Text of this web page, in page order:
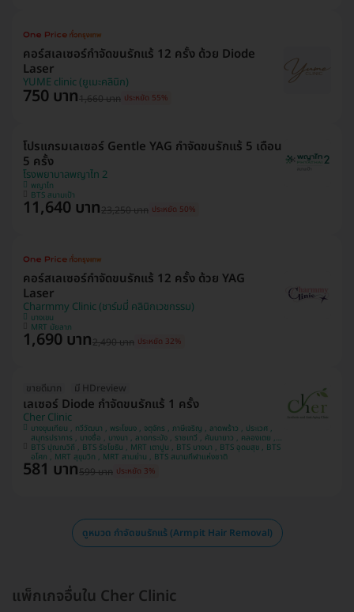
คอร์สเลเซอร์กำจัดขนรักแร้ 12 ครั้ง ด้วย Diode
Laser
YUME clinic (ยูเมะคลินิก)
750 บาท1,660 บาท ประหยัด 55%
โปรแกรมเลเซอร์ Gentle YAG กำจัดขนรักแร้ 5 เดือน
5 ครั้ง
โรงพยาบาลพญาไท 2
พญาไท
BTS สนามเป้า
11,640 บาท23,250 บาท ประหยัด 50%
คอร์สเลเซอร์กำจัดขนรักแร้ 12 ครั้ง ด้วย YAG
Laser
Charmmy Clinic (ชาร์มมี่ คลินิกเวชกรรม)
บางเขน
MRT มัยลาภ
1,690 บาท2,490 บาท ประหยัด 32%
ขายดีมาก มี HDreview
เลเซอร์ Diode กำจัดขนรักแร้ 1 ครั้ง
Cher Clinic
บางขุนเทียน , ทวีวัฒนา , พระโขนง , จตุจักร , ภาษีเจริญ , ลาดพร้าว , ประเวศ ,
สมุทรปราการ , บางซื่อ , บางนา , ลาดกระบัง , ราชเทวี , คันนายาว , คลองเตย ,
บางแค , ปทุมวัน
BTS ปุณณวิถี , BTS รัชโยธิน , MRT เตาปูน , BTS บางนา , BTS อุดมสุข , BTS
อโศก , MRT สุขุมวิท , MRT สามย่าน , BTS สนามกีฬาแห่งชาติ
581 บาท599 บาท ประหยัด 3%
ดูหมวด กำจัดขนรักแร้ (Armpit Hair Removal)
แพ็กเกจอื่นใน Cher Clinic